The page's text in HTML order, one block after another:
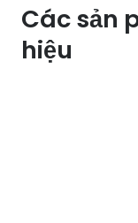
Các sản
hiệu